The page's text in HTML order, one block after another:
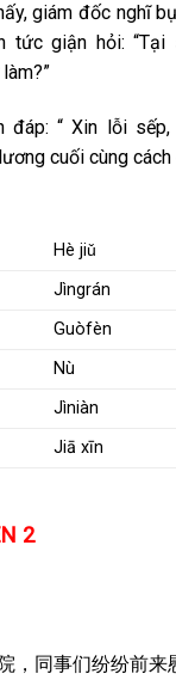
giám đốc nghĩ
tức giận hỏi:
đáp: “ Xin lỗi
cuối cùng cách
Hè jiǔ
Jìngrán
Guòfèn
Nù
Jìniàn
Jiā xīn
2
，同事们纷纷前来